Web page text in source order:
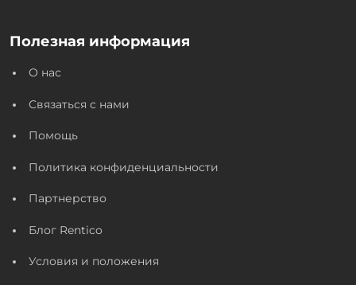
Полезная информация
О нас
Связаться с нами
Помощь
Политика конфиденциальности
Партнерство
Блог Rentico
Условия и положения